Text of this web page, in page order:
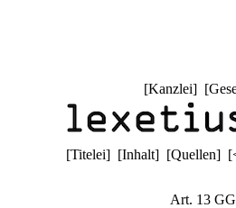
[Kanzlei] [
[Titelei] [Inhalt] [Quellen] [
Art. 13 GG